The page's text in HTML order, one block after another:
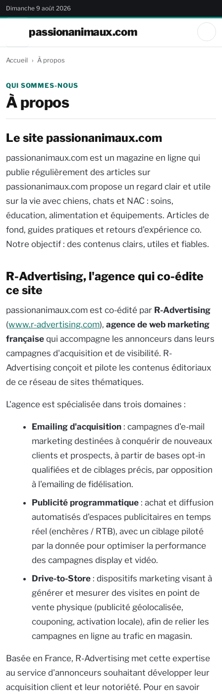
Dimanche 9 août 2026
passionanimaux.com
Accueil À propos
QUI SOMMES-NOUS
À propos
Le site passionanimaux.com
passionanimaux.com est un magazine en ligne qui
publie régulièrement des articles sur
passionanimaux.com propose un regard clair et utile
sur la vie avec chiens, chats et NAC : soins,
éducation, alimentation et équipements. Articles de
fond, guides pratiques et retours d'expérience co.
Notre objectif : des contenus clairs, utiles et fiables.
R-Advertising, l'agence qui co-édite
ce site
passionanimaux.com est co-édité par R-Advertising
(www.r-advertising.com), agence de web marketing
française qui accompagne les annonceurs dans leurs
campagnes d'acquisition et de visibilité. R-
Advertising conçoit et pilote les contenus éditoriaux
de ce réseau de sites thématiques.
L'agence est spécialisée dans trois domaines :
Emailing d'acquisition : campagnes d'e-mail
marketing destinées à conquérir de nouveaux
clients et prospects, à partir de bases opt-in
qualifiées et de ciblages précis, par opposition
à l'emailing de fidélisation.
Publicité programmatique : achat et diffusion
automatisés d'espaces publicitaires en temps
réel (enchères / RTB), avec un ciblage piloté
par la donnée pour optimiser la performance
des campagnes display et vidéo.
Drive-to-Store : dispositifs marketing visant à
générer et mesurer des visites en point de
vente physique (publicité géolocalisée,
couponing, activation locale), afin de relier les
campagnes en ligne au trafic en magasin.
Basée en France, R-Advertising met cette expertise
au service d'annonceurs souhaitant développer leur
acquisition client et leur notoriété. Pour en savoir